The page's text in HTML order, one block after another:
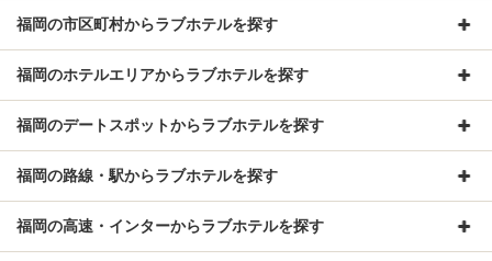
福岡の市区町村からラブホテルを探す
福岡のホテルエリアからラブホテルを探す
福岡のデートスポットからラブホテルを探す
福岡の路線・駅からラブホテルを探す
福岡の高速・インターからラブホテルを探す